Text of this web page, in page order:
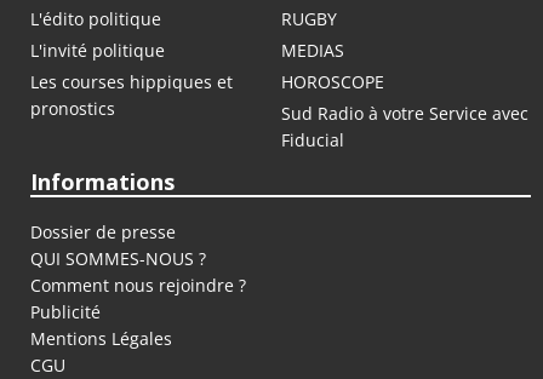
L'édito politique
RUGBY
L'invité politique
MEDIAS
Les courses hippiques et
pronostics
HOROSCOPE
Sud Radio à votre Service avec
Fiducial
Informations
Dossier de presse
QUI SOMMES-NOUS ?
Comment nous rejoindre ?
Publicité
Mentions Légales
CGU